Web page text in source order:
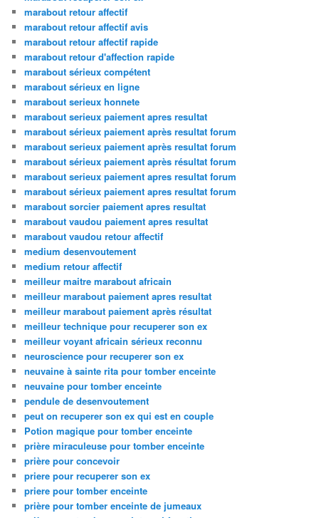
marabout retour affectif
marabout retour affectif avis
marabout retour affectif rapide
marabout retour d'affection rapide
marabout sérieux compétent
marabout sérieux en ligne
marabout serieux honnete
marabout serieux paiement apres resultat
marabout sérieux paiement après resultat forum
marabout serieux paiement après resultat forum
marabout sérieux paiement après résultat forum
marabout serieux paiement apres resultat forum
marabout sérieux paiement apres resultat forum
marabout sorcier paiement apres resultat
marabout vaudou paiement apres resultat
marabout vaudou retour affectif
medium desenvoutement
medium retour affectif
meilleur maitre marabout africain
meilleur marabout paiement apres resultat
meilleur marabout paiement après résultat
meilleur technique pour recuperer son ex
meilleur voyant africain sérieux reconnu
neuroscience pour recuperer son ex
neuvaine à sainte rita pour tomber enceinte
neuvaine pour tomber enceinte
pendule de desenvoutement
peut on recuperer son ex qui est en couple
Potion magique pour tomber enceinte
prière miraculeuse pour tomber enceinte
prière pour concevoir
priere pour recuperer son ex
priere pour tomber enceinte
prière pour tomber enceinte de jumeaux